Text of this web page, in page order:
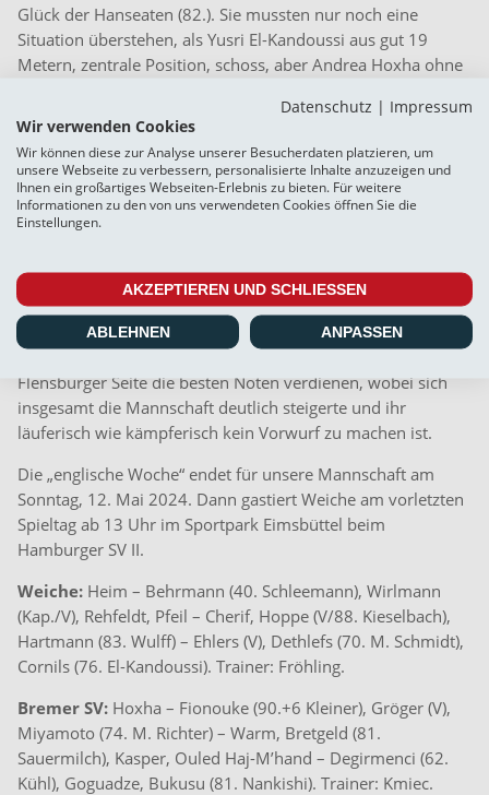
Glück der Hanseaten (82.). Sie mussten nur noch eine
Situation überstehen, als Yusri El-Kandoussi aus gut 19
Metern, zentrale Position, schoss, aber Andrea Hoxha ohne
schaffte Weiche keine durchdachte Angriffsaktion mehr,
konnten.
Beim Bremer SV war Nikky Goguadze – beinahe wie
erwartet – der auffälligste Spieler. Wesentlichen Anteil am
Abwehrspieler, der laufstarke Japaner Toshiaki Miyamoto
und Herdi Bukusu als ideale Ergänzung zu Nikky Goguadze.
Pelle Hoppe mit technisch feinen Aktionen und Dominic
Flensburger Seite die besten Noten verdienen, wobei sich
insgesamt die Mannschaft deutlich steigerte und ihr
läuferisch wie kämpferisch kein Vorwurf zu machen ist.
Die „englische Woche“ endet für unsere Mannschaft am
Sonntag, 12. Mai 2024. Dann gastiert Weiche am vorletzten
Spieltag ab 13 Uhr im Sportpark Eimsbüttel beim
Hamburger SV II.
Weiche: Heim – Behrmann (40. Schleemann), Wirlmann
(Kap./V), Rehfeldt, Pfeil – Cherif, Hoppe (V/88. Kieselbach),
Hartmann (83. Wulff) – Ehlers (V), Dethlefs (70. M. Schmidt),
Cornils (76. El-Kandoussi). Trainer: Fröhling.
Bremer SV: Hoxha – Fionouke (90.+6 Kleiner), Gröger (V),
Miyamoto (74. M. Richter) – Warm, Bretgeld (81.
Sauermilch), Kasper, Ouled Haj-M’hand – Degirmenci (62.
Kühl), Goguadze, Bukusu (81. Nankishi). Trainer: Kmiec.
Datenschutz | Impressum
Wir verwenden Cookies
Wir können diese zur Analyse unserer Besucherdaten platzieren, um
unsere Webseite zu verbessern, personalisierte Inhalte anzuzeigen und
Ihnen ein großartiges Webseiten-Erlebnis zu bieten. Für weitere
Informationen zu den von uns verwendeten Cookies öffnen Sie die
Einstellungen.
AKZEPTIEREN UND SCHLIESSEN
ABLEHNEN ANPASSEN